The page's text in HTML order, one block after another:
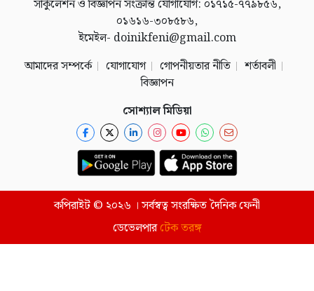
সার্কুলেশন ও বিজ্ঞাপন সংক্রান্ত যোগাযোগ: ০১৭১৫-৭৭৯৮৫৬,
০১৬১৬-৩০৮৫৮৬,
ইমেইল- doinikfeni@gmail.com
আমাদের সম্পর্কে
যোগাযোগ গোপনীয়তার নীতি
শর্তাবলী
বিজ্ঞাপন
সোশ্যাল মিডিয়া
কপিরাইট © ২০২৬ । সর্বস্বত্ব সংরক্ষিত দৈনিক ফেনী
ডেভেলপারটেক তরঙ্গ